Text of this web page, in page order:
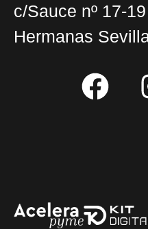
c/Sauce nº 17-
Hermanas Sevilla